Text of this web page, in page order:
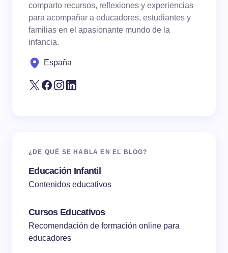
comparto recursos, reflexiones y experiencias
para acompañar a educadores, estudiantes y
familias en el apasionante mundo de la
infancia.
España
¿DE QUÉ SE HABLA EN EL BLOG?
Educación Infantil
Contenidos educativos
Cursos Educativos
Recomendación de formación online para
educadores